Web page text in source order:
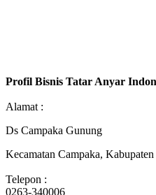
Profil Bisnis Tatar Anyar
Alamat :
Ds Campaka Gunung
Kecamatan Campaka,
Telepon :
0263-340006